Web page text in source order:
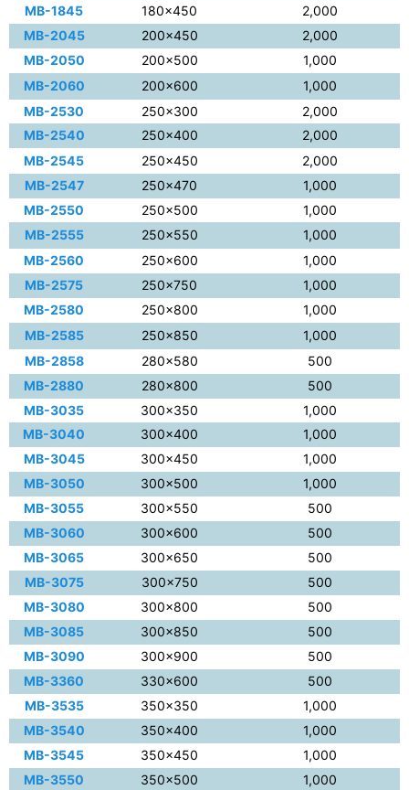
MB-1845
180×450
2,000
MB-2045
200×450
2,000
MB-2050
200×500
1,000
MB-2060
200×600
1,000
MB-2530
250×300
2,000
MB-2540
250×400
2,000
MB-2545
250×450
2,000
MB-2547
250×470
1,000
MB-2550
250×500
1,000
MB-2555
250×550
1,000
MB-2560
250×600
1,000
MB-2575
250×750
1,000
MB-2580
250×800
1,000
MB-2585
250×850
1,000
MB-2858
280×580
500
MB-2880
280×800
500
MB-3035
300×350
1,000
MB-3040
300×400
1,000
MB-3045
300×450
1,000
MB-3050
300×500
1,000
MB-3055
300×550
500
MB-3060
300×600
500
MB-3065
300×650
500
MB-3075
300×750
500
MB-3080
300×800
500
MB-3085
300×850
500
MB-3090
300×900
500
MB-3360
330×600
500
MB-3535
350×350
1,000
MB-3540
350×400
1,000
MB-3545
350×450
1,000
MB-3550
350×500 1,000